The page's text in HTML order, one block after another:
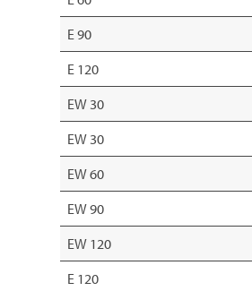
E 90
E 120
EW 30
EW 30
EW 60
EW 90
EW 120
E 120